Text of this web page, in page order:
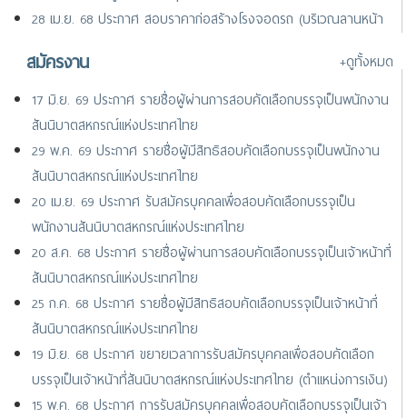
28 เม.ย. 68 ประกาศ สอบราคาก่อสร้างโรงจอดรถ (บริเวณลานหน้า
25 เม.ย. 68 ประกาศ ยกเลิกประกาศสอบราคาก่อสร้างโรงจอดรถ
(บริเวณลานหน้าพระอนุสาวรีย์พระบิดา และหน้าศูนย์แสดงสินค้าฯ)
สมัครงาน
+ดูทั้งหมด
17 มิ.ย. 69 ประกาศ รายชื่อผู้ผ่านการสอบคัดเลือกบรรจุเป็นพนักงาน
สันนิบาตสหกรณ์แห่งประเทศไทย
29 พ.ค. 69 ประกาศ รายชื่อผู้มีสิทธิสอบคัดเลือกบรรจุเป็นพนักงาน
สันนิบาตสหกรณ์แห่งประเทศไทย
20 เม.ย. 69 ประกาศ รับสมัครบุคคลเพื่อสอบคัดเลือกบรรจุเป็น
พนักงานสันนิบาตสหกรณ์แห่งประเทศไทย
20 ส.ค. 68 ประกาศ รายชื่อผู้ผ่านการสอบคัดเลือกบรรจุเป็นเจ้าหน้าที่
สันนิบาตสหกรณ์แห่งประเทศไทย
25 ก.ค. 68 ประกาศ รายชื่อผู้มีสิทธิสอบคัดเลือกบรรจุเป็นเจ้าหน้าที่
สันนิบาตสหกรณ์แห่งประเทศไทย
19 มิ.ย. 68 ประกาศ ขยายเวลาการรับสมัครบุคคลเพื่อสอบคัดเลือก
บรรจุเป็นเจ้าหน้าที่สันนิบาตสหกรณ์แห่งประเทศไทย (ตำแหน่งการเงิน)
15 พ.ค. 68 ประกาศ การรับสมัครบุคคลเพื่อสอบคัดเลือกบรรจุเป็นเจ้า